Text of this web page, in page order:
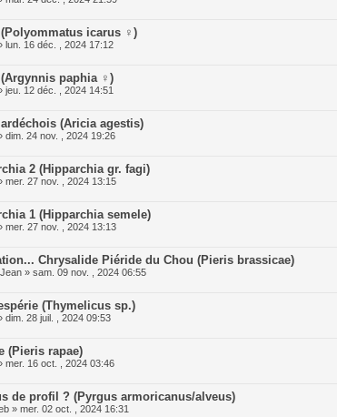
icarus ♀)
lun. 16 déc. , 2024 17:12
paphia ♀)
jeu. 12 déc. , 2024 14:51
(Aricia agestis)
dim. 24 nov. , 2024 19:26
2 (Hipparchia gr. fagi)
mer. 27 nov. , 2024 13:15
1 (Hipparchia semele)
mer. 27 nov. , 2024 13:13
Chrysalide Piéride du Chou (Pieris brassicae)
» sam. 09 nov. , 2024 06:55
(Thymelicus sp.)
dim. 28 juil. , 2024 09:53
(Pieris rapae)
mer. 16 oct. , 2024 03:46
de profil ? (Pyrgus armoricanus/alveus)
» mer. 02 oct. , 2024 16:31